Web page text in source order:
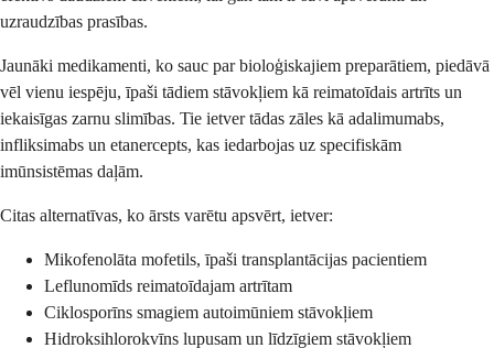
uzraudzības prasības.
Jaunāki medikamenti, ko sauc par bioloģiskajiem preparātiem, piedāvā
vēl vienu iespēju, īpaši tādiem stāvokļiem kā reimatoīdais artrīts un
iekaisīgas zarnu slimības. Tie ietver tādas zāles kā adalimumabs,
infliksimabs un etanercepts, kas iedarbojas uz specifiskām
imūnsistēmas daļām.
Citas alternatīvas, ko ārsts varētu apsvērt, ietver:
Mikofenolāta mofetils, īpaši transplantācijas pacientiem
Leflunomīds reimatoīdajam artrītam
Ciklosporīns smagiem autoimūniem stāvokļiem
Hidroksihlorokvīns lupusam un līdzīgiem stāvokļiem